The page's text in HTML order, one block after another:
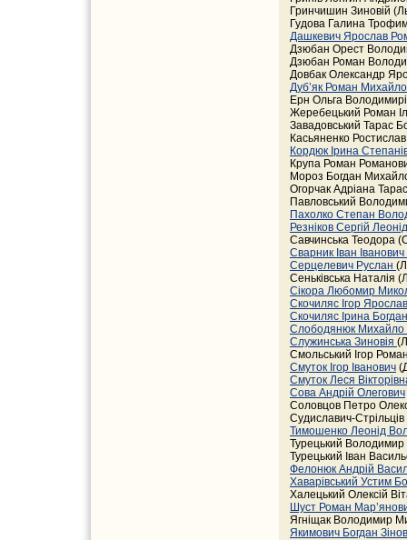
Гринчишин Зиновій
Гудова Галина
Дашкевич Ярослав
Дзюбан Орест
Дзюбан Роман
Довбак Олександр
Дуб’як Роман
Ерн Ольга
Жеребецький Роман
Завадовський Тарас
Касьяненко
Кордюк Ірина
Крупа Роман
Мороз Богдан
Огорчак Адріана
Павловський
Пахолко Степан
Резніков Сергій
Савчинська Теодора
Сварник Іван Іванович
Серцелевич Руслан
Сеньківська Наталія
Сікора Любомир
Скочиляс Ігор
Скочиляс Ірина
Слободянюк Михайло
Служинська Зиновія
Смольський Ігор
Смуток Ігор Іванович
Смуток Леся
Сова Андрій Олегович
Соловцов Петро
Судиславич-
Тимошенко Леонід
Турецький
Турецький Іван
Фелонюк Андрій
Хаварівський Устим
Халецький Олексій
Шуст Роман
Ягніщак Володимир
Якимович Богдан